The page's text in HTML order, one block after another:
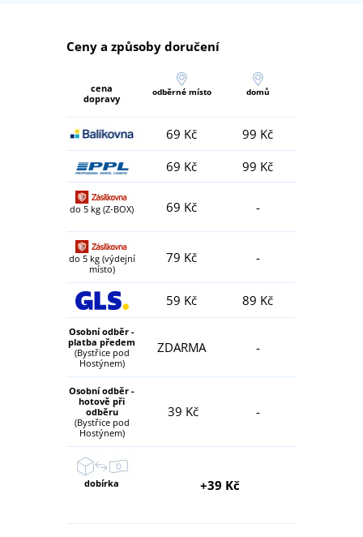
Ceny a způsoby doručení
cena
dopravy
odběrné místo domů
69 Kč
99 Kč
69 Kč
99 Kč
do 5 kg (Z-BOX) 69 Kč -
do 5 kg (výdejní
místo)
79 Kč -
59 Kč 89 Kč
Osobní odběr -
platba předem
(Bystřice pod
Hostýnem)
ZDARMA -
Osobní odběr -
hotově při
odběru
(Bystřice pod
Hostýnem)
39 Kč -
dobírka +39 Kč